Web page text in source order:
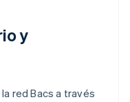
y
red Bacs a través